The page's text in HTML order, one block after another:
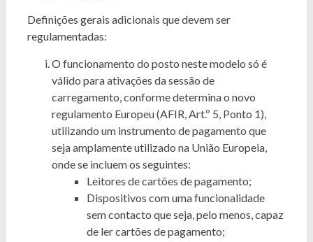
Definições gerais adicionais que devem ser
regulamentadas:
O funcionamento do posto neste modelo só é
válido para ativações da sessão de
carregamento, conforme determina o novo
regulamento Europeu (AFIR, Art.º 5, Ponto 1),
utilizando um instrumento de pagamento que
seja amplamente utilizado na União Europeia,
onde se incluem os seguintes:
Leitores de cartões de pagamento;
Dispositivos com uma funcionalidade
sem contacto que seja, pelo menos, capaz
de ler cartões de pagamento;